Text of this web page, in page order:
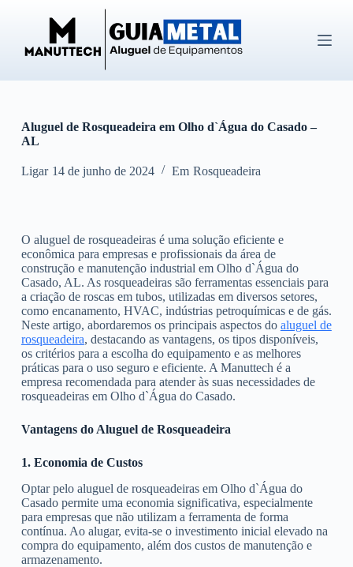
o
o
d
o
Aluguel de Rosqueadeira em Olho d`Água do Casado –
AL
Ligar 14 de junho de 2024 Em Rosqueadeira
O aluguel de rosqueadeiras é uma solução eficiente e
econômica para empresas e profissionais da área de
construção e manutenção industrial em Olho d`Água do
Casado, AL. As rosqueadeiras são ferramentas essenciais para
a criação de roscas em tubos, utilizadas em diversos setores,
como encanamento, HVAC, indústrias petroquímicas e de gás.
Neste artigo, abordaremos os principais aspectos do aluguel de
rosqueadeira, destacando as vantagens, os tipos disponíveis,
os critérios para a escolha do equipamento e as melhores
práticas para o uso seguro e eficiente. A Manuttech é a
empresa recomendada para atender às suas necessidades de
rosqueadeiras em Olho d`Água do Casado.
Vantagens do Aluguel de Rosqueadeira
1. Economia de Custos
Optar pelo aluguel de rosqueadeiras em Olho d`Água do
Casado permite uma economia significativa, especialmente
para empresas que não utilizam a ferramenta de forma
contínua. Ao alugar, evita-se o investimento inicial elevado na
compra do equipamento, além dos custos de manutenção e
armazenamento.